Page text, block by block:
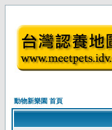
動物新樂園 首頁